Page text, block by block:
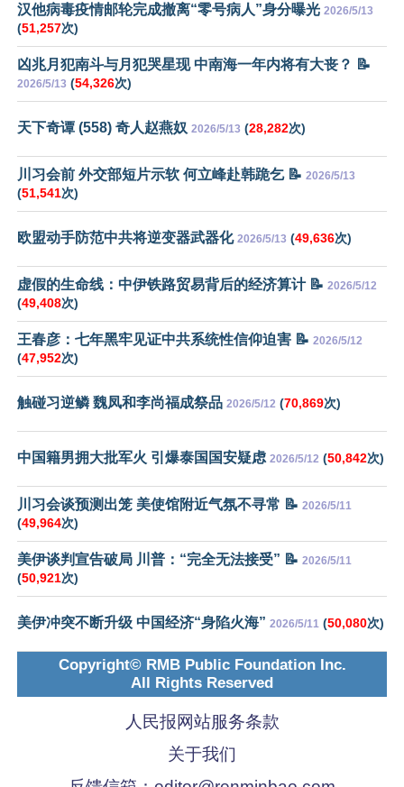
汉他病毒疫情邮轮完成撤离“零号病人”身分曝光 2026/5/13
(51,257次)
凶兆月犯南斗与月犯哭星现 中南海一年内将有大丧？ 📝
2026/5/13 (54,326次)
天下奇谭 (558) 奇人赵燕奴 2026/5/13 (28,282次)
川习会前 外交部短片示软 何立峰赴韩跪乞 📝 2026/5/13
(51,541次)
欧盟动手防范中共将逆变器武器化 2026/5/13 (49,636次)
虚假的生命线：中伊铁路贸易背后的经济算计 📝 2026/5/12
(49,408次)
王春彦：七年黑牢见证中共系统性信仰迫害 📝 2026/5/12
(47,952次)
触碰习逆鳞 魏凤和李尚福成祭品 2026/5/12 (70,869次)
中国籍男拥大批军火 引爆泰国国安疑虑 2026/5/12 (50,842次)
川习会谈预测出笼 美使馆附近气氛不寻常 📝 2026/5/11
(49,964次)
美伊谈判宣告破局 川普：“完全无法接受” 📝 2026/5/11
(50,921次)
美伊冲突不断升级 中国经济“身陷火海” 2026/5/11 (50,080次)
Copyright© RMB Public Foundation Inc.
All Rights Reserved
人民报网站服务条款
关于我们